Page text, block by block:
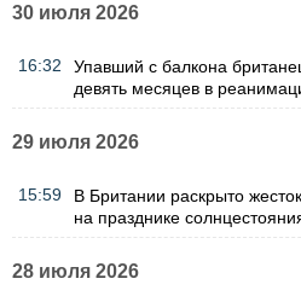
30 июля 2026
16:32
Упавший с балкона
девять месяцев в
29 июля 2026
15:59
В Британии раскрыто
на празднике
28 июля 2026